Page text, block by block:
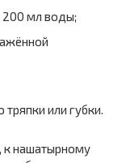
200 мл воды;
или губки.
к нашатырному